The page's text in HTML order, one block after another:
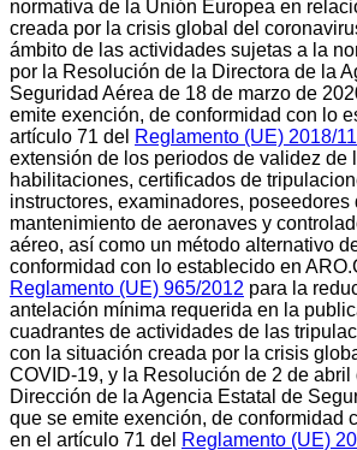
normativa de la Unión Europea en
creada por la crisis global del
ámbito de las actividades sujetas a la
por la Resolución de la Directora de la
Seguridad Aérea de 18 de marzo de
emite exención, de conformidad con lo
artículo 71 del Reglamento (UE) 2018/
extensión de los periodos de validez de
habilitaciones, certificados de
instructores, examinadores,
mantenimiento de aeronaves y
aéreo, así como un método alternativo
conformidad con lo establecido en
Reglamento (UE) 965/2012 para la
antelación mínima requerida en la
cuadrantes de actividades de las
con la situación creada por la crisis
COVID-19, y la Resolución de 2 de abril
Dirección de la Agencia Estatal de
que se emite exención, de conformidad
en el artículo 71 del Reglamento (UE)